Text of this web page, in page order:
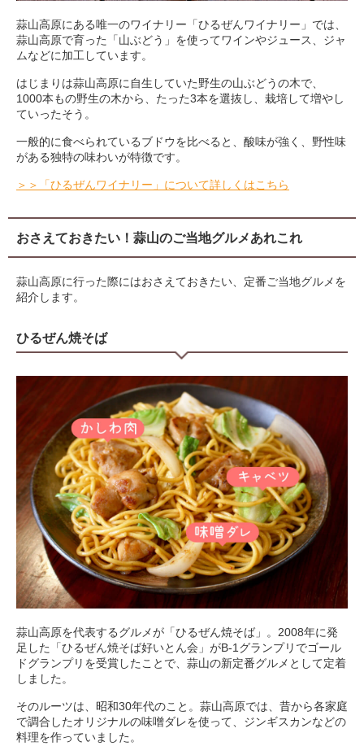
蒜山高原にある唯一のワイナリー「ひるぜんワイナリー」では、
蒜山高原で育った「山ぶどう」を使ってワインやジュース、ジャ
ムなどに加工しています。
はじまりは蒜山高原に自生していた野生の山ぶどうの木で、
1000本もの野生の木から、たった3本を選抜し、栽培して増やし
ていったそう。
一般的に食べられているブドウを比べると、酸味が強く、野性味
がある独特の味わいが特徴です。
＞＞「ひるぜんワイナリー」について詳しくはこちら
おさえておきたい！蒜山のご当地グルメあれこれ
蒜山高原に行った際にはおさえておきたい、定番ご当地グルメを
紹介します。
ひるぜん焼そば
蒜山高原を代表するグルメが「ひるぜん焼そば」。2008年に発
足した「ひるぜん焼そば好いとん会」がB-1グランプリでゴール
ドグランプリを受賞したことで、蒜山の新定番グルメとして定着
しました。
そのルーツは、昭和30年代のこと。蒜山高原では、昔から各家庭
で調合したオリジナルの味噌ダレを使って、ジンギスカンなどの
料理を作っていました。